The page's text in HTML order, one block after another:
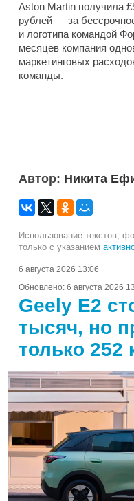
Aston Martin получила
рублей — за
и логотипа командой
месяцев компания
маркетинговых
команды.
Автор: Никита
Использование текстов,
только с указанием
6 августа 2026 13:06
Обновлено: 6 августа 2026
Geely E2
тысяч, но
только 252